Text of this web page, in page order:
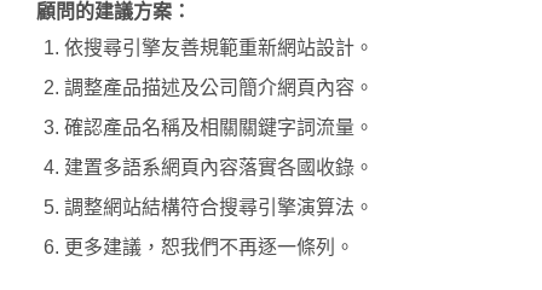
顧問的建議方案：
依搜尋引擎友善規範重新網站設計。
調整產品描述及公司簡介網頁內容。
確認產品名稱及相關關鍵字詞流量。
建置多語系網頁內容落實各國收錄。
調整網站結構符合搜尋引擎演算法。
更多建議，恕我們不再逐一條列。